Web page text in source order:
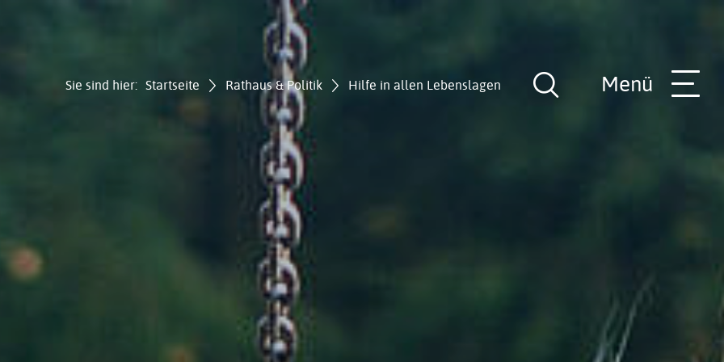
Sie sind hier: Startseite Rathaus & Politik Hilfe in allen Lebenslagen Menü
Gemeinde
Rathaus-Team
Hilfe in allen Lebenslagen